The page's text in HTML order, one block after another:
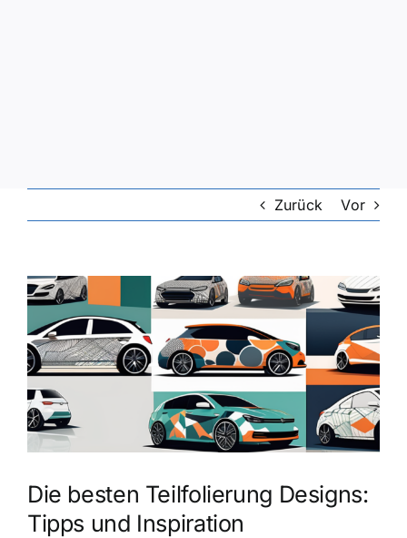
Zurück Vor
Zeige
grösseres
Bild
Die besten Teilfolierung Designs:
Tipps und Inspiration